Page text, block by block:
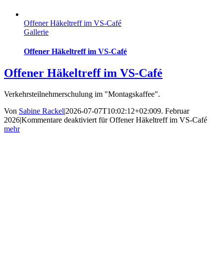
Offener Häkeltreff im VS-Café
Gallerie
Offener Häkeltreff im VS-Café
Offener Häkeltreff im VS-Café
Verkehrsteilnehmerschulung im "Montagskaffee".
Von Sabine Rackel|2026-07-07T10:02:12+02:009. Februar
2026|Kommentare deaktiviert für Offener Häkeltreff im VS-Café
mehr